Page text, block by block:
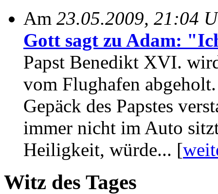
Am 23.05.2009, 21:04
Gott sagt zu Adam:
Papst Benedikt XVI.
vom Flughafen
Gepäck des Papstes
immer nicht im Auto
Heiligkeit, würde... [
Witz des Tages